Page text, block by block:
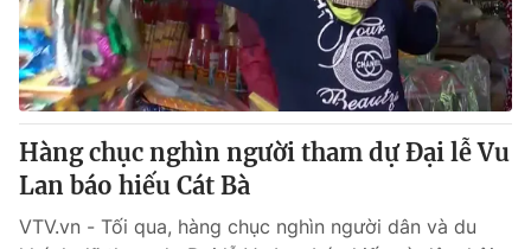
Hàng chục nghìn người tham dự Đại lễ Vu
Lan báo hiếu Cát Bà
VTV.vn - Tối qua, hàng chục nghìn người dân và du